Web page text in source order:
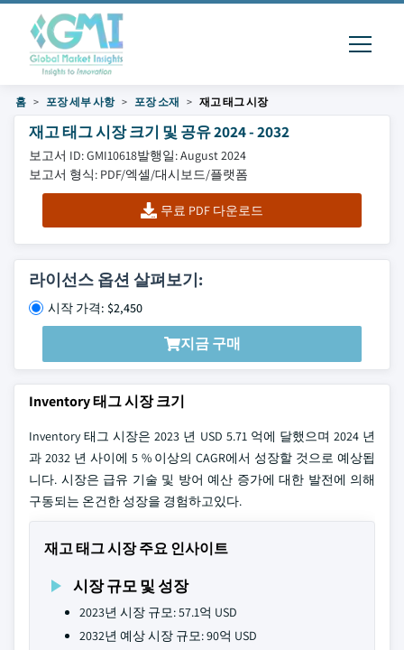
홈 포장 세부 사항 포장 소재 재고 태그 시장
재고 태그 시장 크기 및 공유 2024 - 2032
보고서 ID: GMI10618발행일: August 2024
보고서 형식: PDF/엑셀/대시보드/플랫폼
무료 PDF 다운로드
라이선스 옵션 살펴보기:
시작 가격: $2,450
지금 구매
Inventory 태그 시장 크기
Inventory 태그 시장은 2023 년 USD 5.71 억에 달했으며 2024 년
과 2032 년 사이에 5 % 이상의 CAGR에서 성장할 것으로 예상됩
니다. 시장은 급유 기술 및 방어 예산 증가에 대한 발전에 의해
구동되는 온건한 성장을 경험하고있다.
재고 태그 시장 주요 인사이트
시장 규모 및 성장
2023년 시장 규모: 57.1억 USD
2032년 예상 시장 규모: 90억 USD